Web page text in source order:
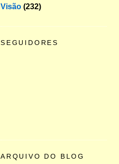
Visão (232)
SEGUIDORES
ARQUIVO DO BLOG